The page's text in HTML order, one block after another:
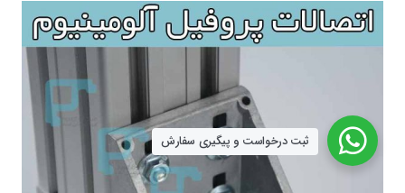
ثبت درخواست و پیگیری سفارش